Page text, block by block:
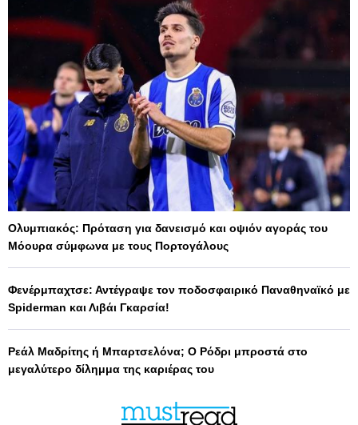
Ολυμπιακός: Πρόταση για δανεισμό και οψιόν αγοράς του
Μόουρα σύμφωνα με τους Πορτογάλους
Φενέρμπαχτσε: Αντέγραψε τον ποδοσφαιρικό Παναθηναϊκό με
Spiderman και Λιβάι Γκαρσία!
Ρεάλ Μαδρίτης ή Μπαρτσελόνα; Ο Ρόδρι μπροστά στο
μεγαλύτερο δίλημμα της καριέρας του